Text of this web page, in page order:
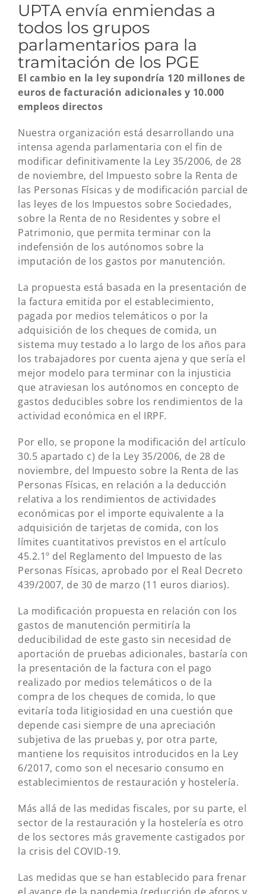
UPTA envía enmiendas a
todos los grupos
parlamentarios para la
tramitación de los PGE
El cambio en la ley supondría 120 millones de
euros de facturación adicionales y 10.000
empleos directos
Nuestra organización está desarrollando una
intensa agenda parlamentaria con el fin de
modificar definitivamente la Ley 35/2006, de 28
de noviembre, del Impuesto sobre la Renta de
las Personas Físicas y de modificación parcial de
las leyes de los Impuestos sobre Sociedades,
sobre la Renta de no Residentes y sobre el
Patrimonio, que permita terminar con la
indefensión de los autónomos sobre la
imputación de los gastos por manutención.
La propuesta está basada en la presentación de
la factura emitida por el establecimiento,
pagada por medios telemáticos o por la
adquisición de los cheques de comida, un
sistema muy testado a lo largo de los años para
los trabajadores por cuenta ajena y que sería el
mejor modelo para terminar con la injusticia
que atraviesan los autónomos en concepto de
gastos deducibles sobre los rendimientos de la
actividad económica en el IRPF.
Por ello, se propone la modificación del artículo
30.5 apartado c) de la Ley 35/2006, de 28 de
noviembre, del Impuesto sobre la Renta de las
Personas Físicas, en relación a la deducción
relativa a los rendimientos de actividades
económicas por el importe equivalente a la
adquisición de tarjetas de comida, con los
límites cuantitativos previstos en el artículo
45.2.1º del Reglamento del Impuesto de las
Personas Físicas, aprobado por el Real Decreto
439/2007, de 30 de marzo (11 euros diarios).
La modificación propuesta en relación con los
gastos de manutención permitiría la
deducibilidad de este gasto sin necesidad de
aportación de pruebas adicionales, bastaría con
la presentación de la factura con el pago
realizado por medios telemáticos o de la
compra de los cheques de comida, lo que
evitaría toda litigiosidad en una cuestión que
depende casi siempre de una apreciación
subjetiva de las pruebas y, por otra parte,
mantiene los requisitos introducidos en la Ley
6/2017, como son el necesario consumo en
establecimientos de restauración y hostelería.
Más allá de las medidas fiscales, por su parte, el
sector de la restauración y la hostelería es otro
de los sectores más gravemente castigados por
la crisis del COVID-19.
Las medidas que se han establecido para frenar